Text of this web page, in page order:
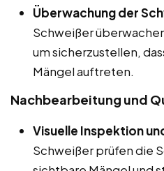
Überwachung der
Schweißer
um sicherzustellen,
Mängel auftreten.
Nachbearbeitung und
Visuelle Inspektion
Schweißer prüfen die